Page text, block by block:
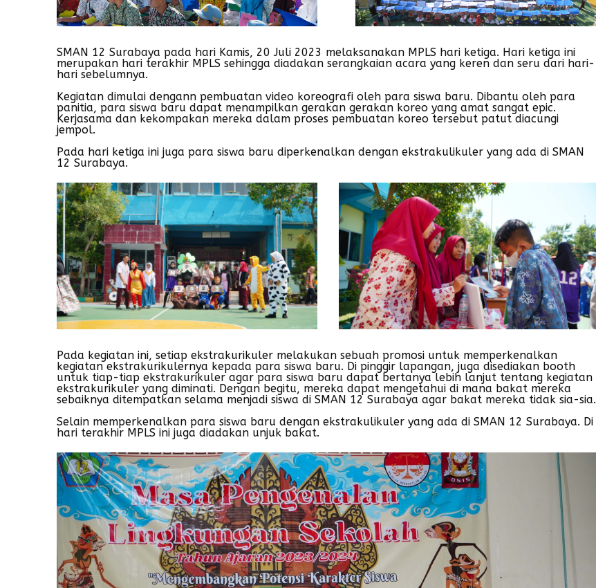
SMAN 12 Surabaya pada hari Kamis, 20 Juli 2023 melaksanakan MPLS hari ketiga. Hari ketiga ini
merupakan hari terakhir MPLS sehingga diadakan serangkaian acara yang keren dan seru dari hari-
hari sebelumnya.
Kegiatan dimulai dengann pembuatan video koreografi oleh para siswa baru. Dibantu oleh para
panitia, para siswa baru dapat menampilkan gerakan gerakan koreo yang amat sangat epic.
Kerjasama dan kekompakan mereka dalam proses pembuatan koreo tersebut patut diacungi
jempol.
Pada hari ketiga ini juga para siswa baru diperkenalkan dengan ekstrakulikuler yang ada di SMAN
12 Surabaya.
Pada kegiatan ini, setiap ekstrakurikuler melakukan sebuah promosi untuk memperkenalkan
kegiatan ekstrakurikulernya kepada para siswa baru. Di pinggir lapangan, juga disediakan booth
untuk tiap-tiap ekstrakurikuler agar para siswa baru dapat bertanya lebih lanjut tentang kegiatan
ekstrakurikuler yang diminati. Dengan begitu, mereka dapat mengetahui di mana bakat mereka
sebaiknya ditempatkan selama menjadi siswa di SMAN 12 Surabaya agar bakat mereka tidak sia-sia.
Selain memperkenalkan para siswa baru dengan ekstrakulikuler yang ada di SMAN 12 Surabaya. Di
hari terakhir MPLS ini juga diadakan unjuk bakat.